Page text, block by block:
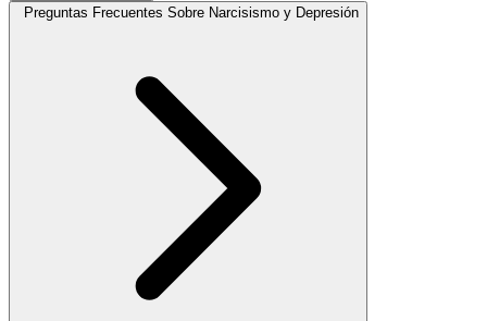
Preguntas Frecuentes Sobre Narcisismo y Depresión